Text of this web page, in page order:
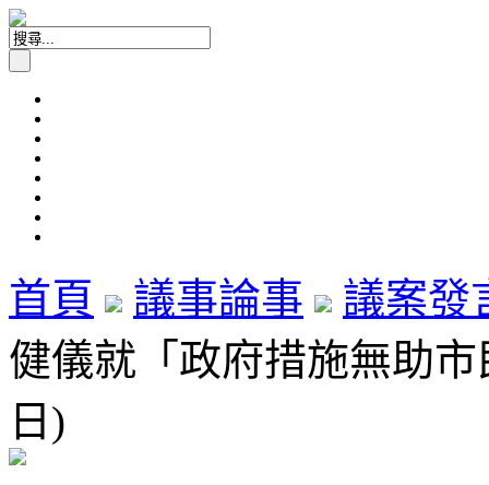
首頁 議事論事
議案發
健儀就「政府措施無助
日)